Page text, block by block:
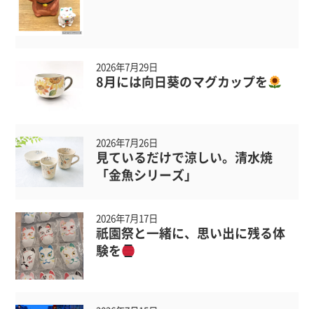
2026年7月29日
8月には向日葵のマグカップを
2026年7月26日
見ているだけで涼しい。清水焼
「金魚シリーズ」
2026年7月17日
祇園祭と一緒に、思い出に残る体
験を